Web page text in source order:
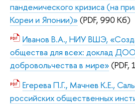
пандемического кризиса (на
Кореи и Японии)»(PDF, 990 Кб)
Иванов В.А., НИУ ВШЭ,
общества для всех: доклад
добровольчества в мире»
Егерева П.Г., Мачнев К.Е.,
российских общественных